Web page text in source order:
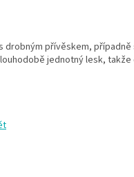
přívěskem,
jednotný lesk,